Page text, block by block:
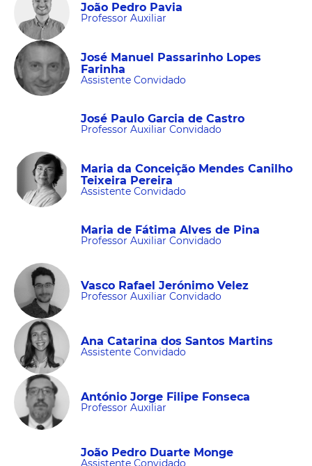
João Pedro Pavia
Professor Auxiliar
José Manuel Passarinho Lopes
Farinha
Assistente Convidado
José Paulo Garcia de Castro
Professor Auxiliar Convidado
Maria da Conceição Mendes Canilho
Teixeira Pereira
Assistente Convidado
Maria de Fátima Alves de Pina
Professor Auxiliar Convidado
Vasco Rafael Jerónimo Velez
Professor Auxiliar Convidado
Ana Catarina dos Santos Martins
Assistente Convidado
António Jorge Filipe Fonseca
Professor Auxiliar
João Pedro Duarte Monge
Assistente Convidado